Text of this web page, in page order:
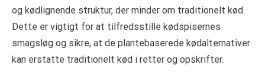
og kødlignende struktur, der minder om traditionelt kød.
Dette er vigtigt for at tilfredsstille kødspisernes
smagsløg og sikre, at de plantebaserede kødalternativer
kan erstatte traditionelt kød i retter og opskrifter.